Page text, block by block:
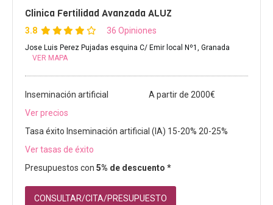
Clinica Fertilidad Avanzada ALUZ
3.8 36 Opiniones
Jose Luis Perez Pujadas esquina C/ Emir local Nº1, Granada
VER MAPA
Inseminación artificial
A partir de 2000€
Ver precios
Tasa éxito Inseminación artificial (IA) 15-20% 20-25%
Ver tasas de éxito
Presupuestos con 5% de descuento *
CONSULTAR/CITA/PRESUPUESTO